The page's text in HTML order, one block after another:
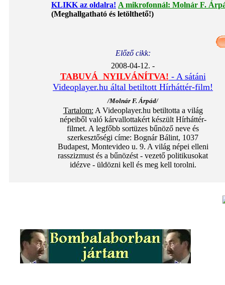
KLIKK az oldalra! A mikrofonnál: Molnár F.
(Meghallgatható és letölthető!)
Előző cikk:
2008-04-12. -
TABUVÁ NYILVÁNÍTVA! - A sátáni
Videoplayer.hu által betiltott Hírháttér-film!
/Molnár F. Árpád/
Tartalom: A Videoplayer.hu betiltotta a világ
népeiből való kárvallottakért készült Hírháttér-
filmet. A legfőbb sortüzes bűnöző neve és
szerkesztőségi címe: Bognár Bálint, 1037
Budapest, Montevideo u. 9. A világ népei elleni
rasszizmust és a bűnözést - vezető politikusokat
idézve - üldözni kell és meg kell torolni.